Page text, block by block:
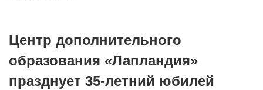
Центр дополнительного
образования «Лапландия»
празднует 35-летний юбилей